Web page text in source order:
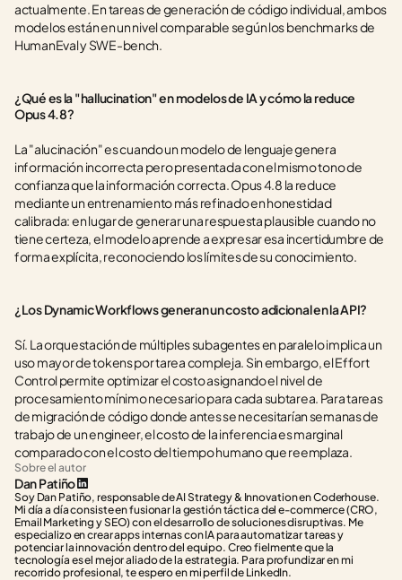
actualmente. En tareas de generación de código individual, ambos
modelos están en un nivel comparable según los benchmarks de
HumanEval y SWE-bench.
¿Qué es la "hallucination" en modelos de IA y cómo la reduce
Opus 4.8?
La "alucinación" es cuando un modelo de lenguaje genera
información incorrecta pero presentada con el mismo tono de
confianza que la información correcta. Opus 4.8 la reduce
mediante un entrenamiento más refinado en honestidad
calibrada: en lugar de generar una respuesta plausible cuando no
tiene certeza, el modelo aprende a expresar esa incertidumbre de
forma explícita, reconociendo los límites de su conocimiento.
¿Los Dynamic Workflows generan un costo adicional en la API?
Sí. La orquestación de múltiples subagentes en paralelo implica un
uso mayor de tokens por tarea compleja. Sin embargo, el Effort
Control permite optimizar el costo asignando el nivel de
procesamiento mínimo necesario para cada subtarea. Para tareas
de migración de código donde antes se necesitarían semanas de
trabajo de un engineer, el costo de la inferencia es marginal
comparado con el costo del tiempo humano que reemplaza.
Sobre el autor
Dan Patiño
Soy Dan Patiño, responsable de AI Strategy & Innovation en Coderhouse.
Mi día a día consiste en fusionar la gestión táctica del e-commerce (CRO,
Email Marketing y SEO) con el desarrollo de soluciones disruptivas. Me
especializo en crear apps internas con IA para automatizar tareas y
potenciar la innovación dentro del equipo. Creo fielmente que la
tecnología es el mejor aliado de la estrategia. Para profundizar en mi
recorrido profesional, te espero en mi perfil de LinkedIn.